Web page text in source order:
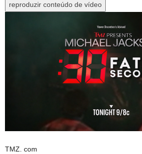
reproduzir conteúdo de vídeo
TMZ. com